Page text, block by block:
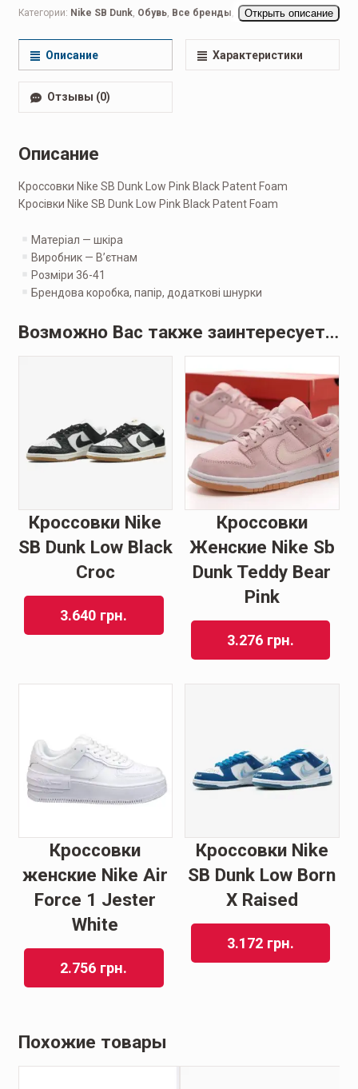
Категории: Nike SB Dunk, Обувь, Все бренды Женская обувь,
Открыть описание
Описание Характеристики
Отзывы (0)
Описание
Кроссовки Nike SB Dunk Low Pink Black Patent Foam
Кросівки Nike SB Dunk Low Pink Black Patent Foam
Матеріал — шкіра
Виробник — Вʼєтнам
Розміри 36-41
Брендова коробка, папір, додаткові шнурки
Возможно Вас также заинтересует…
Кроссовки Nike
SB Dunk Low Black
Croc
3.640 грн.
Кроссовки
Женские Nike Sb
Dunk Teddy Bear
Pink
3.276 грн.
Кроссовки
женские Nike Air
Force 1 Jester
White
2.756 грн.
Кроссовки Nike
SB Dunk Low Born
X Raised
3.172 грн.
Похожие товары